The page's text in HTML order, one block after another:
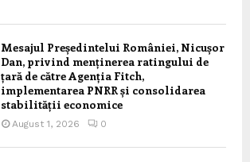
Mesajul Președintelui României, Nicușor
Dan, privind menținerea ratingului de
țară de către Agenția Fitch,
implementarea PNRR și consolidarea
stabilității economice
August 1, 2026 0